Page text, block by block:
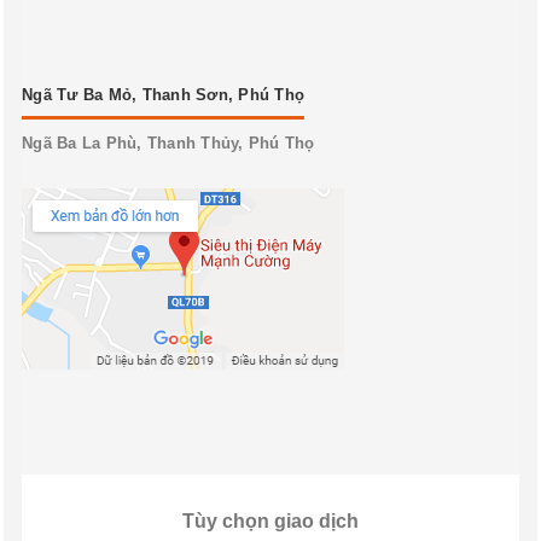
Ngã Tư Ba Mỏ, Thanh Sơn, Phú Thọ
Ngã Ba La Phù, Thanh Thủy, Phú Thọ
Tùy chọn giao dịch